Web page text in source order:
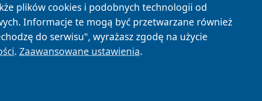
plików cookies i podobnych technologii od
Informacje te mogą być przetwarzane również
do serwisu", wyrażasz zgodę na użycie
. Zaawansowane ustawienia.
Cookies